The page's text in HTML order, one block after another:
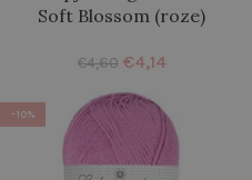
Soft Blossom (roze)
€4,60 €4,14
-10%